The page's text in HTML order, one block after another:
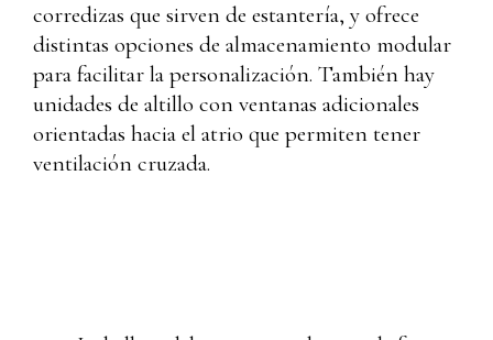
corredizas que sirven de estantería, y ofrece
distintas opciones de almacenamiento modular
para facilitar la personalización. También hay
unidades de altillo con ventanas adicionales
orientadas hacia el atrio que permiten tener
ventilación cruzada.